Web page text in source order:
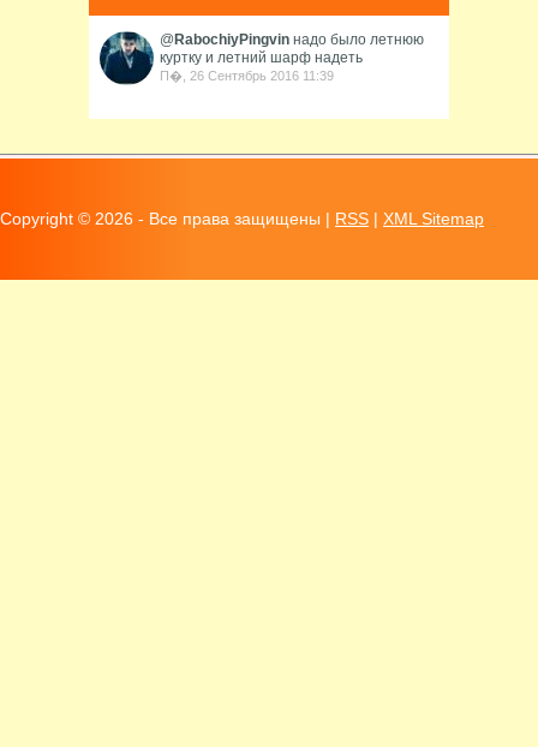
@ RabochiyPingvin надо было летнюю
куртку и летний шарф надеть
П�, 26 Сентябрь 2016 11:39
Copyright © 2026 - Все права защищены | RSS | XML Sitemap